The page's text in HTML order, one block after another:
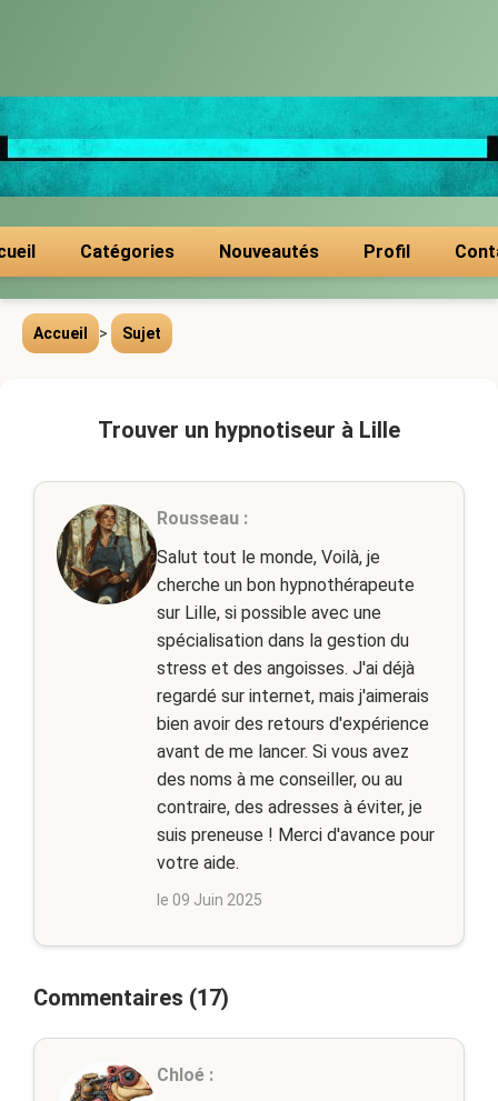
Catégories Nouveautés Profil
Accueil > Sujet
Trouver un hypnotiseur à Lille
Rousseau :
Salut tout le monde, Voilà, je
cherche un bon hypnothérapeute
sur Lille, si possible avec une
spécialisation dans la gestion du
stress et des angoisses. J'ai déjà
regardé sur internet, mais j'aimerais
bien avoir des retours d'expérience
avant de me lancer. Si vous avez
des noms à me conseiller, ou au
contraire, des adresses à éviter, je
suis preneuse ! Merci d'avance pour
votre aide.
le 09 Juin 2025
Commentaires (17)
Chloé :